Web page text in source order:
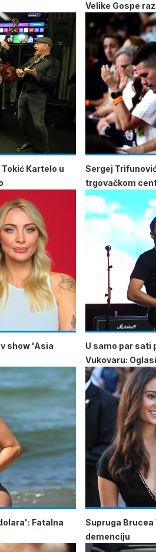
Velike Gospe
Kartelo u
Sergej
trgovačkom
show 'Asia
U samo par sati
Vukovaru:
Fatalna
Supruga
demenciju